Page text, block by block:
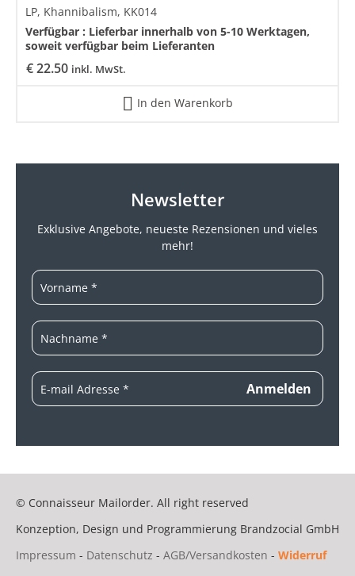
€22.50 inkl. MwSt.
LP, Khannibalism, KK014
Verfügbar : Lieferbar innerhalb von 5-10 Werktagen,
soweit verfügbar beim Lieferanten
In den Warenkorb
Newsletter
Exklusive Angebote, neueste Rezensionen und vieles
mehr!
© Connaisseur Mailorder. All right reserved
Konzeption, Design und Programmierung Brandzocial GmbH
Impressum - Datenschutz - AGB/Versandkosten - Widerruf